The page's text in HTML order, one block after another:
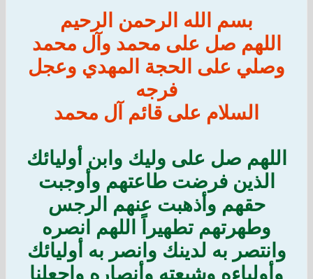
بسم الله الرحمن الرحيم
اللهم صل على محمد وآل محمد
وصلي على الحجة المهدي وعجل
فرجه
السلام على قائم آل محمد
اللهم صل على وليك وابن أوليائك
الذين فرضت طاعتهم وأوجبت
حقهم وأذهبت عنهم الرجس
وطهرتهم تطهيراً اللهم انصره
وانتصر به لدينك وانصر به أوليائك
وأولياءه وشيعته وأنصاره واجعلنا